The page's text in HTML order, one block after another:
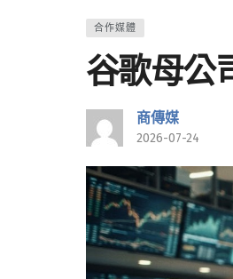
合作媒體
谷歌母公
商傳媒
2026-07-24